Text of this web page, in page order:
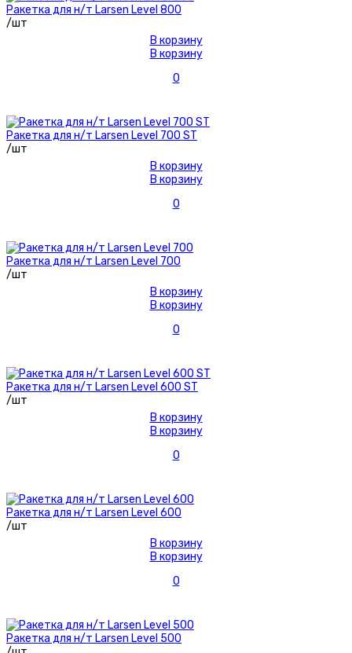
Ракетка для н/т Larsen Level 800
/шт
В корзину
В корзину
0
Ракетка для н/т Larsen Level 700 ST
/шт
В корзину
В корзину
0
Ракетка для н/т Larsen Level 700
/шт
В корзину
В корзину
0
Ракетка для н/т Larsen Level 600 ST
/шт
В корзину
В корзину
0
Ракетка для н/т Larsen Level 600
/шт
В корзину
В корзину
0
Ракетка для н/т Larsen Level 500